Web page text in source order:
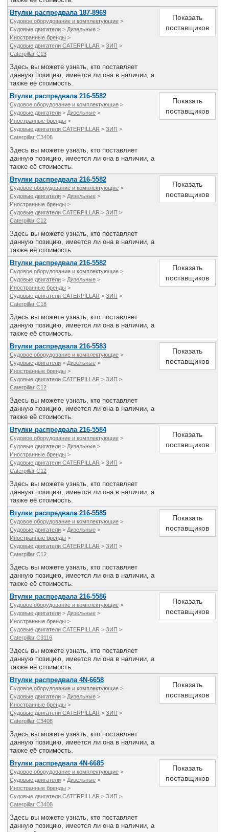
Втулки распредвала 187-8969
Судовое оборудование и комплектующие >
Судовые двигатели > Дизельные >
Иностранные бренды >
Судовые двигатели CATERPILLAR > ЗИП >
Caterpillar C13
Здесь вы можете узнать, кто поставляет
данную позицию, имеется ли она в наличии, а
также её стоимость.
Показать
поставщиков
Втулки распредвала 216-5582
Судовое оборудование и комплектующие >
Судовые двигатели > Дизельные >
Иностранные бренды >
Судовые двигатели CATERPILLAR > ЗИП >
Caterpillar C3406
Здесь вы можете узнать, кто поставляет
данную позицию, имеется ли она в наличии, а
также её стоимость.
Показать
поставщиков
Втулки распредвала 216-5582
Судовое оборудование и комплектующие >
Судовые двигатели > Дизельные >
Иностранные бренды >
Судовые двигатели CATERPILLAR > ЗИП >
Caterpillar C12
Здесь вы можете узнать, кто поставляет
данную позицию, имеется ли она в наличии, а
также её стоимость.
Показать
поставщиков
Втулки распредвала 216-5582
Судовое оборудование и комплектующие >
Судовые двигатели > Дизельные >
Иностранные бренды >
Судовые двигатели CATERPILLAR > ЗИП >
Caterpillar C18
Здесь вы можете узнать, кто поставляет
данную позицию, имеется ли она в наличии, а
также её стоимость.
Показать
поставщиков
Втулки распредвала 216-5583
Судовое оборудование и комплектующие >
Судовые двигатели > Дизельные >
Иностранные бренды >
Судовые двигатели CATERPILLAR > ЗИП >
Caterpillar C12
Здесь вы можете узнать, кто поставляет
данную позицию, имеется ли она в наличии, а
также её стоимость.
Показать
поставщиков
Втулки распредвала 216-5584
Судовое оборудование и комплектующие >
Судовые двигатели > Дизельные >
Иностранные бренды >
Судовые двигатели CATERPILLAR > ЗИП >
Caterpillar C12
Здесь вы можете узнать, кто поставляет
данную позицию, имеется ли она в наличии, а
также её стоимость.
Показать
поставщиков
Втулки распредвала 216-5585
Судовое оборудование и комплектующие >
Судовые двигатели > Дизельные >
Иностранные бренды >
Судовые двигатели CATERPILLAR > ЗИП >
Caterpillar C12
Здесь вы можете узнать, кто поставляет
данную позицию, имеется ли она в наличии, а
также её стоимость.
Показать
поставщиков
Втулки распредвала 216-5586
Судовое оборудование и комплектующие >
Судовые двигатели > Дизельные >
Иностранные бренды >
Судовые двигатели CATERPILLAR > ЗИП >
Caterpillar C3116
Здесь вы можете узнать, кто поставляет
данную позицию, имеется ли она в наличии, а
также её стоимость.
Показать
поставщиков
Втулки распредвала 4N-6658
Судовое оборудование и комплектующие >
Судовые двигатели > Дизельные >
Иностранные бренды >
Судовые двигатели CATERPILLAR > ЗИП >
Caterpillar C3408
Здесь вы можете узнать, кто поставляет
данную позицию, имеется ли она в наличии, а
также её стоимость.
Показать
поставщиков
Втулки распредвала 4N-6685
Судовое оборудование и комплектующие >
Судовые двигатели > Дизельные >
Иностранные бренды >
Судовые двигатели CATERPILLAR > ЗИП >
Caterpillar C3408
Здесь вы можете узнать, кто поставляет
данную позицию, имеется ли она в наличии, а
Показать
поставщиков